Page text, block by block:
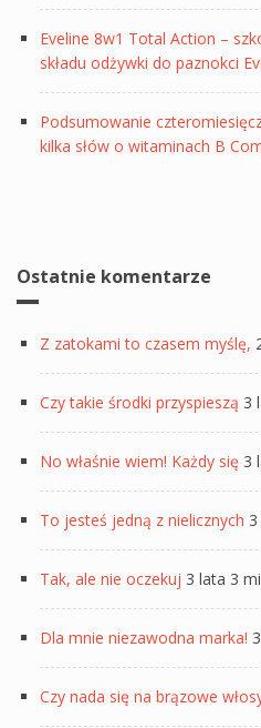
Eveline 8w1 Total Action –
składu odżywki do paznokci
Podsumowanie
kilka słów o witaminach B
Ostatnie komentarze
Z zatokami to czasem myślę,
Czy takie środki przyspieszą 3
No właśnie wiem! Każdy się 3
To jesteś jedną z nielicznych
Tak, ale nie oczekuj 3 lata 3
Dla mnie niezawodna marka!
Czy nada się na brązowe